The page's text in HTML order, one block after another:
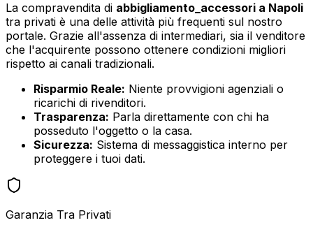
La compravendita di abbigliamento_accessori a Napoli
tra privati è una delle attività più frequenti sul nostro
portale. Grazie all'assenza di intermediari, sia il venditore
che l'acquirente possono ottenere condizioni migliori
rispetto ai canali tradizionali.
Risparmio Reale: Niente provvigioni agenziali o
ricarichi di rivenditori.
Trasparenza: Parla direttamente con chi ha
posseduto l'oggetto o la casa.
Sicurezza: Sistema di messaggistica interno per
proteggere i tuoi dati.
Garanzia Tra Privati